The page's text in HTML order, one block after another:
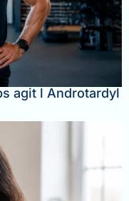
agit l Androtardyl